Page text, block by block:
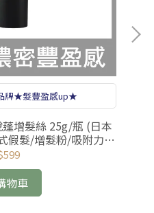
牌★髮豐盈感up★
髮絲 25g/瓶 (日本
假髮/增髮粉/吸附力再
)
物車